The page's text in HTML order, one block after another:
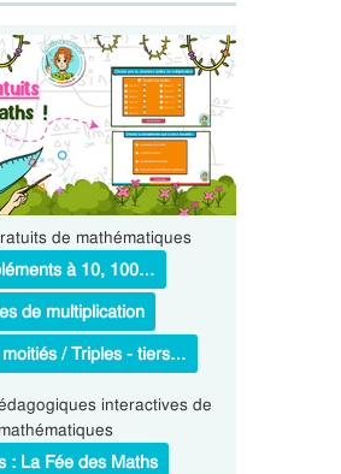
de mathématiques
à 10, 100…
de multiplication
/ Triples - tiers…
interactives de
mathématiques
: La Fée des Maths